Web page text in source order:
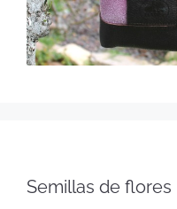
Semillas de flores